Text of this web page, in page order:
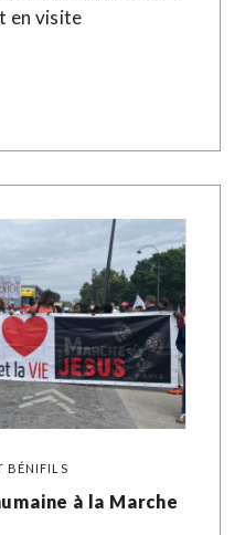
en visite
BÉNIFILS
à la Marche